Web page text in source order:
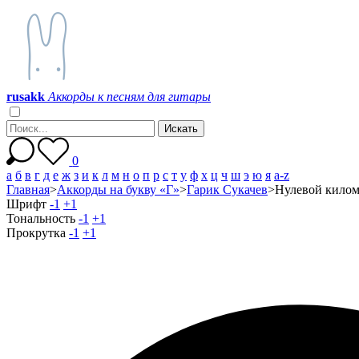
rusakk Аккорды к песням для гитары
0
а б в г д е ж з и к л м н о п р с т у ф х ц ч ш э ю я a-z
Главная>Аккорды на букву «Г»>Гарик Сукачев>Нулевой
Шрифт -1 +1
Тональность -1 +1
Прокрутка -1 +1